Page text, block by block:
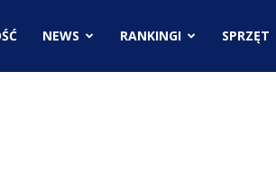
NEWS RANKINGI SPRZĘT